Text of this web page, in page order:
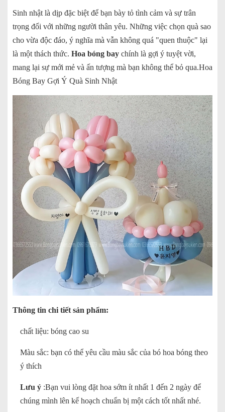
Sinh nhật là dịp đặc biệt để bạn bày tỏ tình cảm và sự trân
trọng đối với những người thân yêu. Những việc chọn quà sao
cho vừa độc đáo, ý nghĩa mà vẫn không quá "quen thuộc" lại
là một thách thức. Hoa bóng bay chính là gợi ý tuyệt vời,
mang lại sự mới mẻ và ấn tượng mà bạn không thể bỏ qua.Hoa
Bóng Bay Gợi Ý Quà Sinh Nhật
Thông tin chi tiết sản phẩm:
chất liệu: bóng cao su
Màu sắc: bạn có thể yêu cầu màu sắc của bó hoa bóng theo
ý thích
Lưu ý :Bạn vui lòng đặt hoa sớm ít nhất 1 đến 2 ngày để
chúng mình lên kế hoạch chuẩn bị một cách tốt nhất nhé.